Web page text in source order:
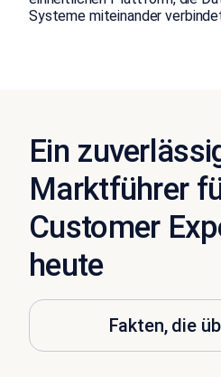
Systeme miteinander
Ein
Marktführer
Customer
heute
Fakten, die